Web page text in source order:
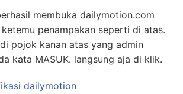
membuka dailymotion.com
penampakan seperti di atas.
pojok kanan atas yang admin
kata MASUK. langsung aja di klik.